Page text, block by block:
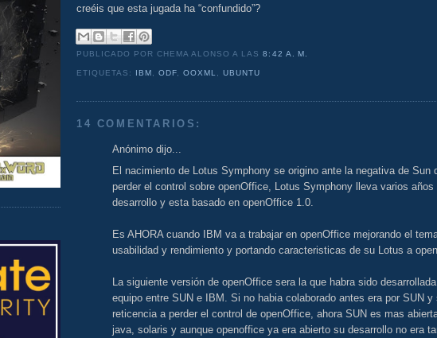
creéis que esta jugada ha “confundido”?
PUBLICADO POR CHEMA ALONSOA LAS8:42 A. M.
ETIQUETAS: IBM ,ODF ,OOXML ,UBUNTU
14 COMENTARIOS:
Anónimo dijo...
El nacimiento de Lotus Symphony se origino ante la negativa de Sun
perder el control sobre openOffice, Lotus Symphony lleva varios años
desarrollo y esta basado en openOffice 1.0.
Es AHORA cuando IBM va a trabajar en openOffice mejorando el
usabilidad y rendimiento y portando caracteristicas de su Lotus a
La siguiente versión de openOffice sera la que habra sido
equipo entre SUN e IBM. Si no habia colaborado antes era por SUN y
reticencia a perder el control de openOffice, ahora SUN es mas
java, solaris y aunque openoffice ya era abierto su desarrollo no era